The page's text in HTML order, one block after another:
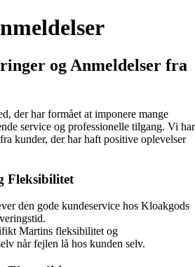
og Anmeldelser fra
der har formået at imponere mange
service og professionelle tilgang. Vi har
kunder, der har haft positive oplevelser
Fleksibilitet
den gode kundeservice hos Kloakgods
Martins fleksibilitet og
når fejlen lå hos kunden selv.